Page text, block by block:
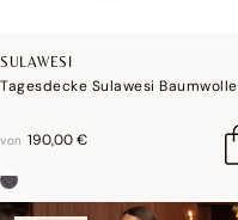
SULAWESI
Tagesdecke Sulawesi Baumwolle
von 190,00 €